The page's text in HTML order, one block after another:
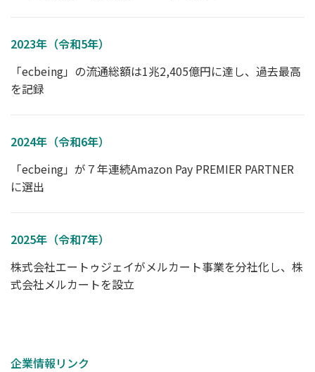
2023年（令和5年）
「ecbeing」の流通総額は1兆2,405億円に達し、過去最高
を記録
2024年（令和6年）
「ecbeing」が７年連続Amazon Pay PREMIER PARTNER
に選出
2025年（令和7年）
株式会社エートゥジェイがメルカート事業を分社化し、株
式会社メルカートを設立
企業情報リンク